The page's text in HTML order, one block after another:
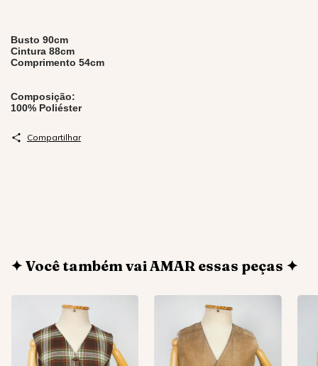
Busto 90cm
Cintura 88cm
Comprimento 54cm
Composição:
100% Poliéster
Compartilhar
✦ Você também vai AMAR essas peças ✦